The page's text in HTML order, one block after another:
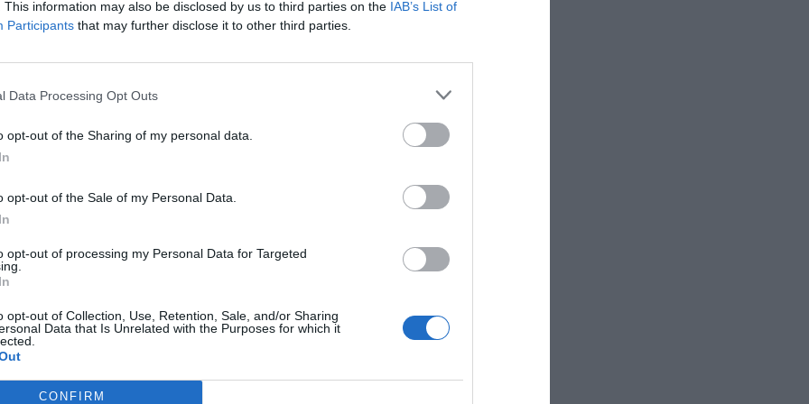
This information may also be disclosed by us to third parties on the IAB’s List of
Participants that may further disclose it to other third parties.
Data Processing Opt Outs
opt-out of the Sharing of my personal data.
opt-out of the Sale of my Personal Data.
opt-out of processing my Personal Data for Targeted
opt-out of Collection, Use, Retention, Sale, and/or Sharing
Data that Is Unrelated with the Purposes for which it
CONFIRM
con las autoridades sanitarias y
del autocuidado están haciendo posible
favorecen el desarrollo de este sector y
congreso.
Barcelona, de más de cuatrocientos
del sector del autocuidado de la
51 Encuentro Anual Europeo de la
manifiesto el interés que este sector, el de
despierta, no solo en la
en todos los stakeholders relacionados
profesionales sanitarios y ciudadanos,
el valor que todos ellos otorgan al
de este sector y de lo que puede aportar
sanitarios y a la calidad de vida de los